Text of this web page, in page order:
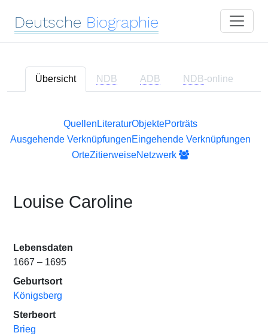
Deutsche Biographie
Übersicht NDB ADB NDB-online
Quellen LiteraturObjektePorträts
Ausgehende VerknüpfungenEingehende Verknüpfungen
OrteZitierweiseNetzwerk
Louise Caroline
Lebensdaten
1667 – 1695
Geburtsort
Königsberg
Sterbeort
Brieg